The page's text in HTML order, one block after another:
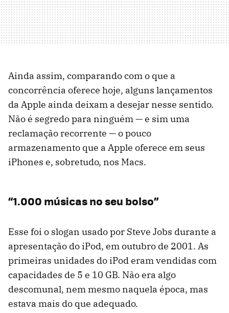
Ainda assim, comparando com o que a
concorrência oferece hoje, alguns lançamentos
da Apple ainda deixam a desejar nesse sentido.
Não é segredo para ninguém — e sim uma
reclamação recorrente — o pouco
armazenamento que a Apple oferece em seus
iPhones e, sobretudo, nos Macs.
“1.000 músicas no seu bolso”
Esse foi o slogan usado por Steve Jobs durante a
apresentação do iPod, em outubro de 2001. As
primeiras unidades do iPod eram vendidas com
capacidades de 5 e 10 GB. Não era algo
descomunal, nem mesmo naquela época, mas
estava mais do que adequado.